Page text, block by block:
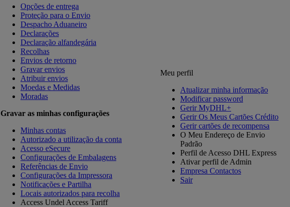
Opções de entrega
Proteção para o Envio
Despacho Aduaneiro
Declarações
Declaração alfandegária
Recolhas
Envios de retorno
Gravar envios
Atribuir envios
Moedas e Medidas
Moradas
Gravar as minhas configurações
Minhas contas
Autorizado a utilização da conta
Acesso eSecure
Configurações de Embalagens
Referências de Envio
Configurações da Impressora
Notificações e Partilha
Locais autorizados para recolha
Access Undel Access Tariff
Meu perfil
Atualizar minha informação
Modificar password
Gerir MyDHL+
Gerir Os Meus Cartões Crédito
Gerir cartões de recompensa
O Meu Endereço de Envio
Padrão
Perfil de Acesso DHL Express
Ativar perfil de Admin
Empresa Contactos
Sair